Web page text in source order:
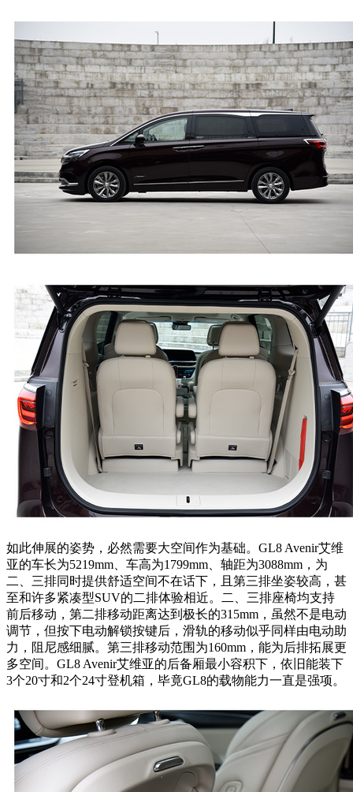
如此伸展的姿势，必然需要大空间作为基础。GL8 Avenir艾维
亚的车长为5219mm、车高为1799mm、轴距为3088mm，为
二、三排同时提供舒适空间不在话下，且第三排坐姿较高，甚
至和许多紧凑型SUV的二排体验相近。二、三排座椅均支持
前后移动，第二排移动距离达到极长的315mm，虽然不是电动
调节，但按下电动解锁按键后，滑轨的移动似乎同样由电动助
力，阻尼感细腻。第三排移动范围为160mm，能为后排拓展更
多空间。GL8 Avenir艾维亚的后备厢最小容积下，依旧能装下
3个20寸和2个24寸登机箱，毕竟GL8的载物能力一直是强项。